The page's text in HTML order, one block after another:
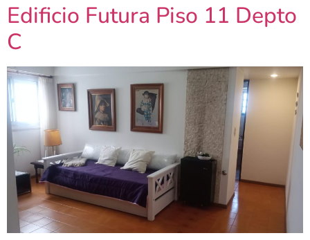
Edificio Futura Piso 11 Depto
C